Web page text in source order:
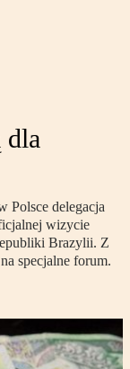
dla
Polsce delegacja
wizycie
Brazylii. Z
specjalne forum.